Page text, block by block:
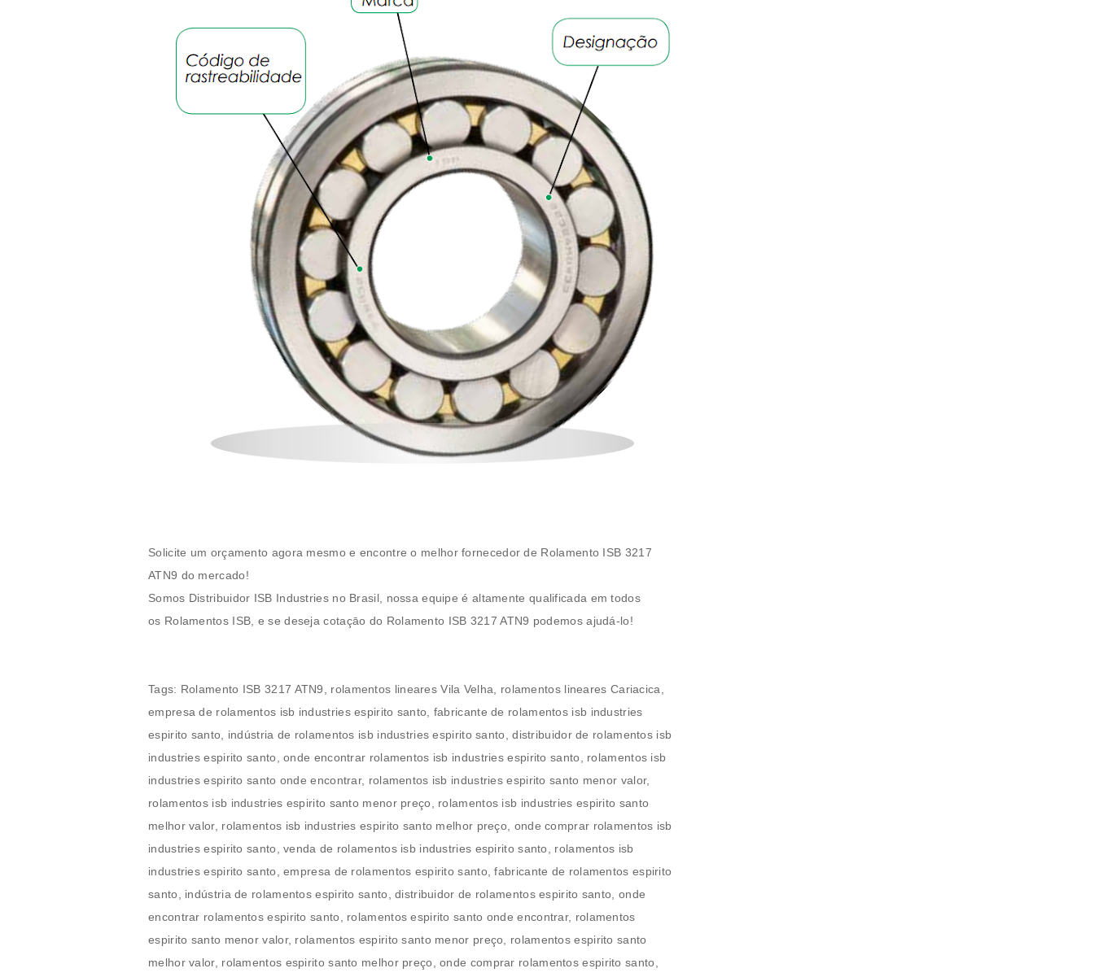
Solicite um orçamento agora mesmo e encontre o melhor fornecedor de Rolamento ISB 3217
ATN9 do mercado!
Somos Distribuidor ISB Industries no Brasil, nossa equipe é altamente qualificada em todos
os Rolamentos ISB, e se deseja cotaçāo do Rolamento ISB 3217 ATN9 podemos ajudá-lo!
Tags: Rolamento ISB 3217 ATN9 rolamentos lineares Vila Velha , rolamentos lineares Cariacica,
empresa de rolamentos isb industries espirito santo, fabricante de rolamentos isb industries
espirito santo, indústria de rolamentos isb industries espirito santo, distribuidor de rolamentos isb
industries espirito santo, onde encontrar rolamentos isb industries espirito santo, rolamentos isb
industries espirito santo onde encontrar, rolamentos isb industries espirito santo menor valor,
rolamentos isb industries espirito santo menor preço, rolamentos isb industries espirito santo
melhor valor, rolamentos isb industries espirito santo melhor preço, onde comprar rolamentos isb
industries espirito santo, venda de rolamentos isb industries espirito santo, rolamentos isb
industries espirito santo, empresa de rolamentos espirito santo, fabricante de rolamentos espirito
santo, indústria de rolamentos espirito santo, distribuidor de rolamentos espirito santo, onde
encontrar rolamentos espirito santo, rolamentos espirito santo onde encontrar, rolamentos
espirito santo menor valor, rolamentos espirito santo menor preço, rolamentos espirito santo
melhor valor, rolamentos espirito santo melhor preço, onde comprar rolamentos espirito santo,